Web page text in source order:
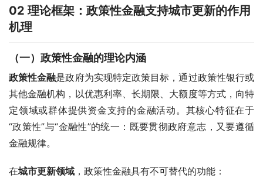
02 理论框架：政策性金融支持城市更新的作用
机理
（一）政策性金融的理论内涵
政策性金融是政府为实现特定政策目标，通过政策性银行或
其他金融机构，以优惠利率、长期限、大额度等方式，向特
定领域或群体提供资金支持的金融活动。其核心特征在于
“政策性”与“金融性”的统一：既要贯彻政府意志，又要遵循
金融规律。
在城市更新领域 ，政策性金融具有不可替代的功能：